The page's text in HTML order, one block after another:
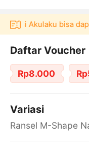
Akulaku bisa
Daftar Voucher
Rp8.000
Variasi
Ransel M-Shape